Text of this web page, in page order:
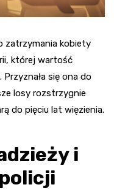
zatrzymania kobiety
której wartość
się ona do
losy rozstrzygnie
do pięciu lat więzienia.
i